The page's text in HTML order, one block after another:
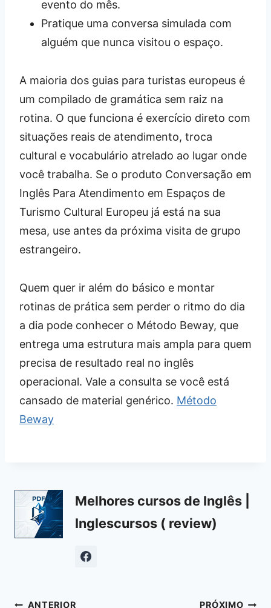
evento do mês.
Pratique uma conversa simulada com
alguém que nunca visitou o espaço.
A maioria dos guias para turistas europeus é
um compilado de gramática sem raiz na
rotina. O que funciona é exercício direto com
situações reais de atendimento, troca
cultural e vocabulário atrelado ao lugar onde
você trabalha. Se o produto Conversação em
Inglês Para Atendimento em Espaços de
Turismo Cultural Europeu já está na sua
mesa, use antes da próxima visita de grupo
estrangeiro.
Quem quer ir além do básico e montar
rotinas de prática sem perder o ritmo do dia
a dia pode conhecer o Método Beway, que
entrega uma estrutura mais ampla para quem
precisa de resultado real no inglês
operacional. Vale a consulta se você está
cansado de material genérico. Método
Beway
Melhores cursos de Inglês |
Inglescursos ( review)
Navegação
ANTERIOR PRÓXIMO